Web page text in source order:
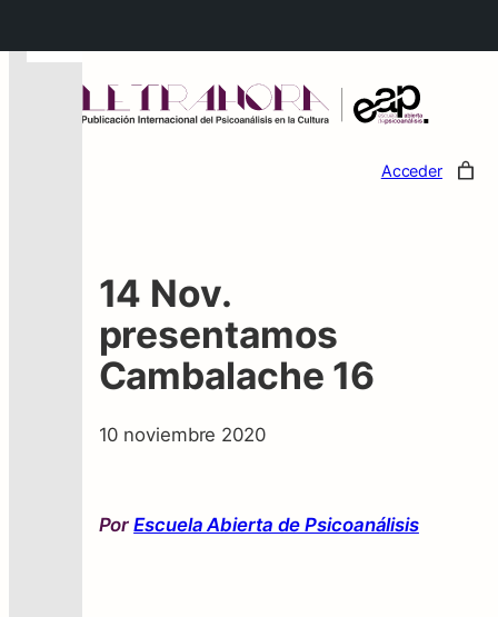
Acceder
14 Nov.
presentamos
Cambalache 16
10 noviembre 2020
PorEscuela Abierta de Psicoanálisis